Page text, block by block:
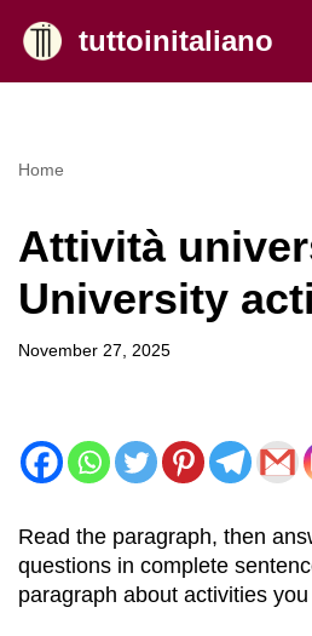
Skip
tuttoinitaliano
Home
Attività
University
November 27, 2025
Read the paragraph, then
questions in complete
paragraph about activities